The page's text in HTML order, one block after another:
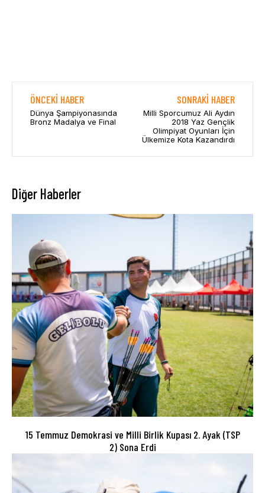
ÖNCEKI HABER
Dünya Şampiyonasında
Bronz Madalya ve Final
SONRAKI HABER
Milli Sporcumuz Ali Aydın
2018 Yaz Gençlik
Olimpiyat Oyunları İçin
Ülkemize Kota Kazandırdı
Diğer Haberler
15 Temmuz Demokrasi ve Milli Birlik Kupası 2. Ayak (TSP
2) Sona Erdi